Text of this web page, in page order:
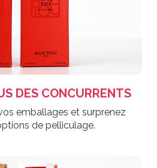
DES CONCURRENTS
emballages et surprenez
de pelliculage.